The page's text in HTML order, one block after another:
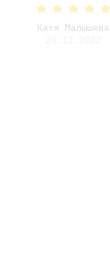
Катя Малышева